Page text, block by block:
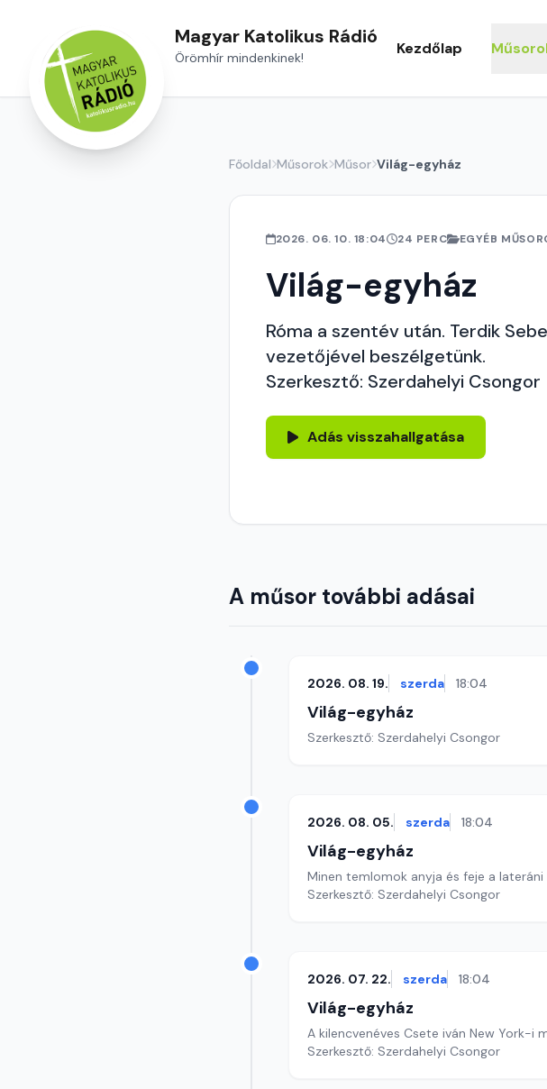
Magyar Katolikus Rádió
Örömhír mindenkinek! Kezdőlap
Főoldal Műsorok Műsor Világ-egyház
2026. 06. 10. 18:04 24 PERC EGYÉB
Világ-egyház
Róma a szentév után. Terdik
vezetőjével beszélgetünk.
Szerkesztő: Szerdahelyi Csongor
Adás visszahallgatása
A műsor további adásai
2026. 08. 19. szerda 18:04
Világ-egyház
Szerkesztő: Szerdahelyi Csongor
2026. 08. 05. szerda 18:04
Világ-egyház
Minen temlomok anyja és feje a
Szerkesztő: Szerdahelyi Csongor
2026. 07. 22. szerda 18:04
Világ-egyház
A kilencvenéves Csete iván New York-i
Szerkesztő: Szerdahelyi Csongor